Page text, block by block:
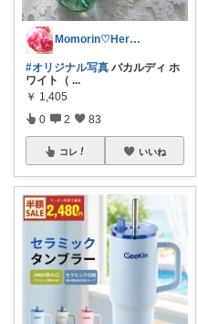
Momorin♡Herb Blender
#オリジナル写真 バカルディ ホ
ワイト（ ...
￥ 1,405
0 2 83
コレ いいね